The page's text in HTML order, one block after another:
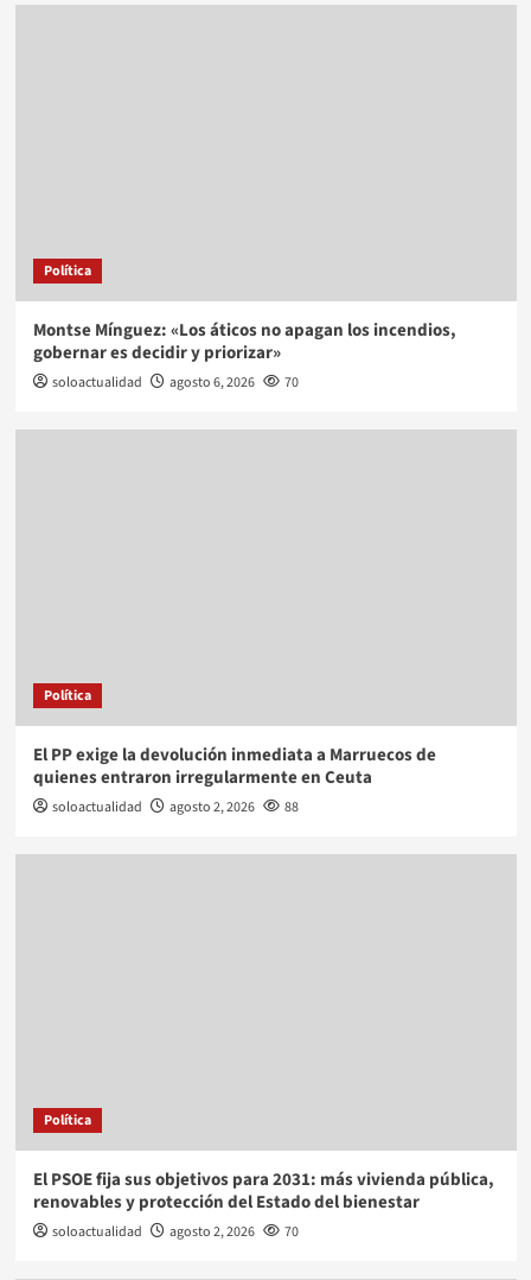
Política
Montse Mínguez: «Los áticos no apagan los incendios,
gobernar es decidir y priorizar»
soloactualidad agosto 6, 2026 70
Política
El PP exige la devolución inmediata a Marruecos de
quienes entraron irregularmente en Ceuta
soloactualidad agosto 2, 2026 88
Política
El PSOE fija sus objetivos para 2031: más vivienda pública,
renovables y protección del Estado del bienestar
soloactualidad agosto 2, 2026 70